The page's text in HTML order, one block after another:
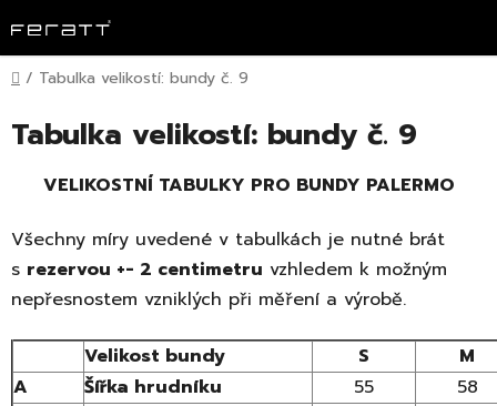
na
obsah
Domů
/ Tabulka velikostí: bundy č. 9
Tabulka velikostí: bundy č. 9
VELIKOSTNÍ TABULKY PRO BUNDY PALERMO
Všechny míry uvedené v tabulkách je nutné brát
s rezervou +- 2 centimetru vzhledem k možným
nepřesnostem vzniklých při měření a výrobě.
Velikost bundy S
M
A
Šířka hrudníku 55
58